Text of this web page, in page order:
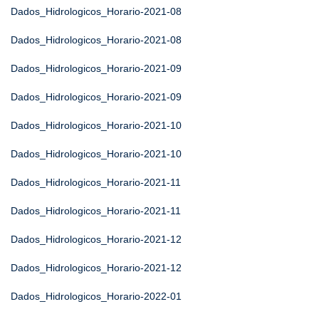
Dados_Hidrologicos_Horario-2021-08
Dados_Hidrologicos_Horario-2021-08
Dados_Hidrologicos_Horario-2021-09
Dados_Hidrologicos_Horario-2021-09
Dados_Hidrologicos_Horario-2021-10
Dados_Hidrologicos_Horario-2021-10
Dados_Hidrologicos_Horario-2021-11
Dados_Hidrologicos_Horario-2021-11
Dados_Hidrologicos_Horario-2021-12
Dados_Hidrologicos_Horario-2021-12
Dados_Hidrologicos_Horario-2022-01